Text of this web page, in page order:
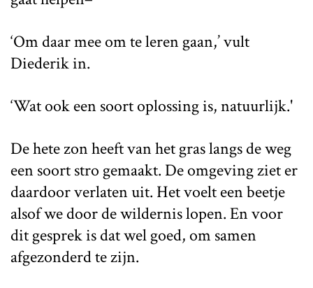
‘Om daar mee om te leren gaan,’ vult
Diederik in.
‘Wat ook een soort oplossing is, natuurlijk.'
De hete zon heeft van het gras langs de weg
een soort stro gemaakt. De omgeving ziet er
daardoor verlaten uit. Het voelt een beetje
alsof we door de wildernis lopen. En voor
dit gesprek is dat wel goed, om samen
afgezonderd te zijn.